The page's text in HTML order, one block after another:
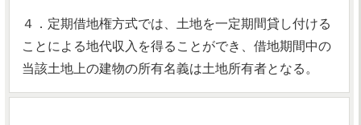
４．定期借地権方式では、土地を一定期間貸し付ける
ことによる地代収入を得ることができ、借地期間中の
当該土地上の建物の所有名義は土地所有者となる。